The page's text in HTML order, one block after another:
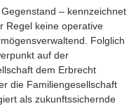
von B2B-Kunden
musst auch über
Integration, Migration oder
B2B-
deine Dienstleistungen an
du digitales Marketing. Es
unabdingbar:
gewisse Anzahl
Deshalb ist
CRM- bzw.
solchen Tool behalten
viel Zeit im
– kennzeichnet
Regel keine operative
Folglich
auf der
dem Erbrecht
die Familiengesellschaft
als zukunftssichernde